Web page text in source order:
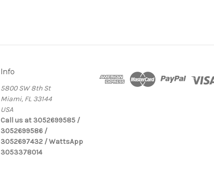
Info
5800 SW 8th St
Miami, FL 33144
USA
Call us at 3052699585 /
3052699586 /
3052697432 / WattsApp
3053378014